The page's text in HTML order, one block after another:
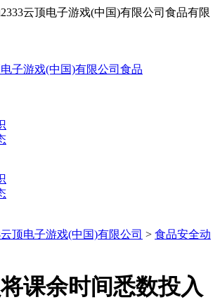
云顶电子游戏(中国)有限公司食品有限
顶电子游戏(中国)有限公司 > 食品安全动
课余时间悉数投入